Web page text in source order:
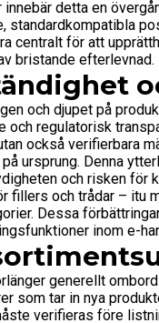
detta en
centralt för att
bristande efterlevnad.
och djupet på
och regulatorisk
också verifierbara
ursprung. Denna
och risken för
fillers och trådar – itu
Dessa
inom e-
generellt
som tar in nya
verifieras före